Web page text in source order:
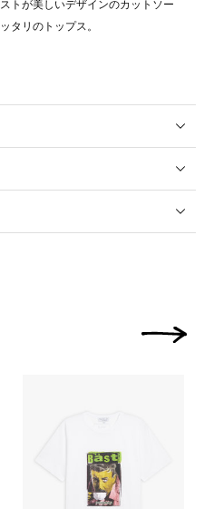
トが美しいデザインのカットソー
タリのトップス。
次の画像